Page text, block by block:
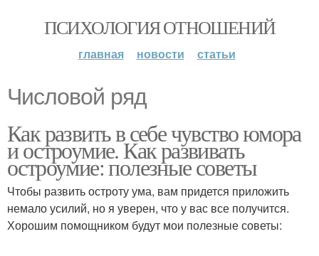
ПСИХОЛОГИЯ ОТНОШЕНИЙ
главная новости статьи
Числовой ряд
Как развить в себе чувство юмора
и остроумие. Как развивать
остроумие: полезные советы
Чтобы развить остроту ума, вам придется приложить
немало усилий, но я уверен, что у вас все получится.
Хорошим помощником будут мои полезные советы: